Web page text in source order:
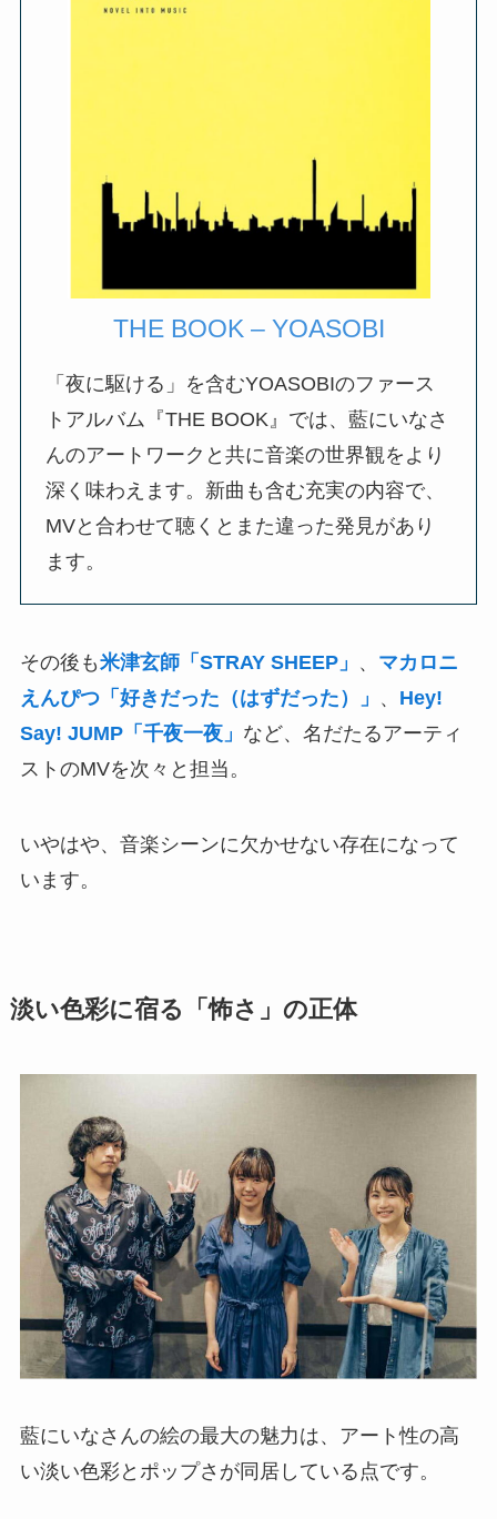
THE BOOK – YOASOBI
「夜に駆ける」を含むYOASOBIのファース
トアルバム『THE BOOK』では、藍にいなさ
んのアートワークと共に音楽の世界観をより
深く味わえます。新曲も含む充実の内容で、
MVと合わせて聴くとまた違った発見があり
ます。
その後も米津玄師「STRAY SHEEP」 、 マカロニ
えんぴつ「好きだった（はずだった）」 、 Hey!
Say! JUMP「千夜一夜」 など、名だたるアーティ
ストのMVを次々と担当。
いやはや、音楽シーンに欠かせない存在になって
います。
淡い色彩に宿る「怖さ」の正体
藍にいなさんの絵の最大の魅力は、アート性の高
い淡い色彩とポップさが同居している点です。